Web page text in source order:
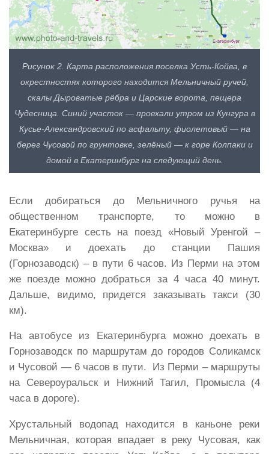
Рисунок 2. Карта расположения поселка Усть-Койва, в
окрестностях которого находится Мельничный ручей,
скалы Дыроватые рёбра и Царские ворота, пещера
Чудесница. Синий участок — проехали утром из Кунгура в
Кусье-Александровский по асфальту, фиолетовый — на
берег Чусовой по грунтовке, зелёный — к горе Колпаки и
домой в Екатеринбург на следующий день.
Если добираться до Мельничного ручья на
общественном транспорте, то можно в
Екатеринбурге сесть на поезд «Новый Уренгой –
Москва» и доехать до станции Пашия
(Горнозаводск) – в пути 6 часов. Из Перми на этом
же поезде можно добраться за 4 часа 40 минут.
Дальше, видимо, придется заказывать такси (30
км).
На автобусе из Екатеринбурга можно доехать в
Горнозаводск по маршрутам до городов Соликамск
и Чусовой — 6 часов в пути. Из Перми – маршруты
на Североуральск и Нижний Тагил, Промысла (4
часа в дороге).
Хрустальный водопад находится в каньоне реки
Мельничная, которая впадает в реку Чусовая, как